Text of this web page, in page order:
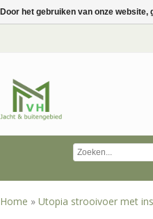
Home » Utopia strooivoer met
Door het gebruiken van onze